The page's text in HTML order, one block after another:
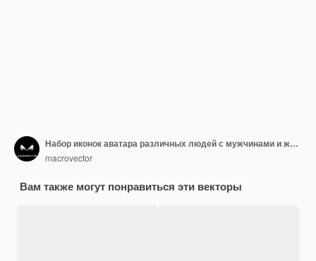
Набор иконок аватара различных людей с мужчинами и женщинами, девочками и мальчиками
macrovector
Вам также могут понравиться эти векторы